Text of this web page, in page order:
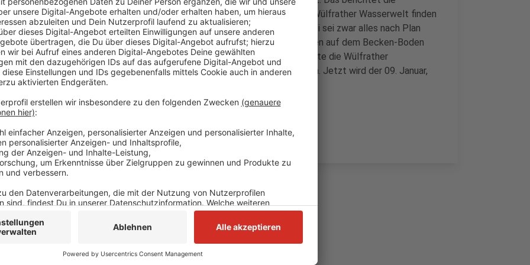
Rheinische Post und beruft sich auf die Stadtverwaltung. In der Wülfrather Wasserwelt finden
seit einem Monat Wartungs- und Reinigungsarbeiten statt. Hierbei sei zwar alles nach Plan
verlaufen. Doch bei einer abschließenden Kontrolle sei ein Schaden auf dem Becken-Boden
entdeckt worden. Der muss jetzt repariert werden. Eigentlich sollte die Wülfrather
Wasserwelt am kommenden Dienstag (02.01.2024) wieder öffnen. Jetzt wird der 09. Januar,
also eine Woche später, angepeilt.